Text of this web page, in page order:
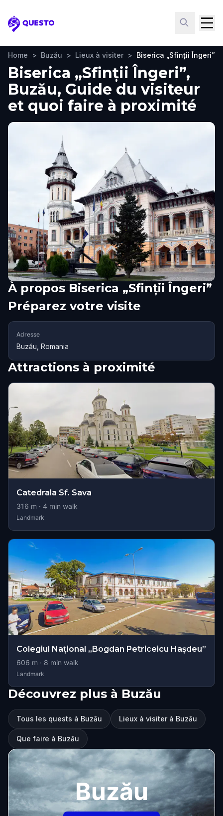
Questo
Home > Buzău > Lieux à visiter > Biserica „Sfinții Îngeri”
Biserica „Sfinții Îngeri”,
Buzău, Guide du visiteur
et quoi faire à proximité
À propos Biserica „Sfinții Îngeri”
Préparez votre visite
Adresse
Buzău, Romania
Attractions à proximité
Catedrala Sf. Sava
316 m · 4 min walk
Landmark
Colegiul Național „Bogdan Petriceicu Hașdeu”
606 m · 8 min walk
Landmark
Découvrez plus à Buzău
Tous les quests à Buzău Lieux à visiter à Buzău
Que faire à Buzău
Buzău